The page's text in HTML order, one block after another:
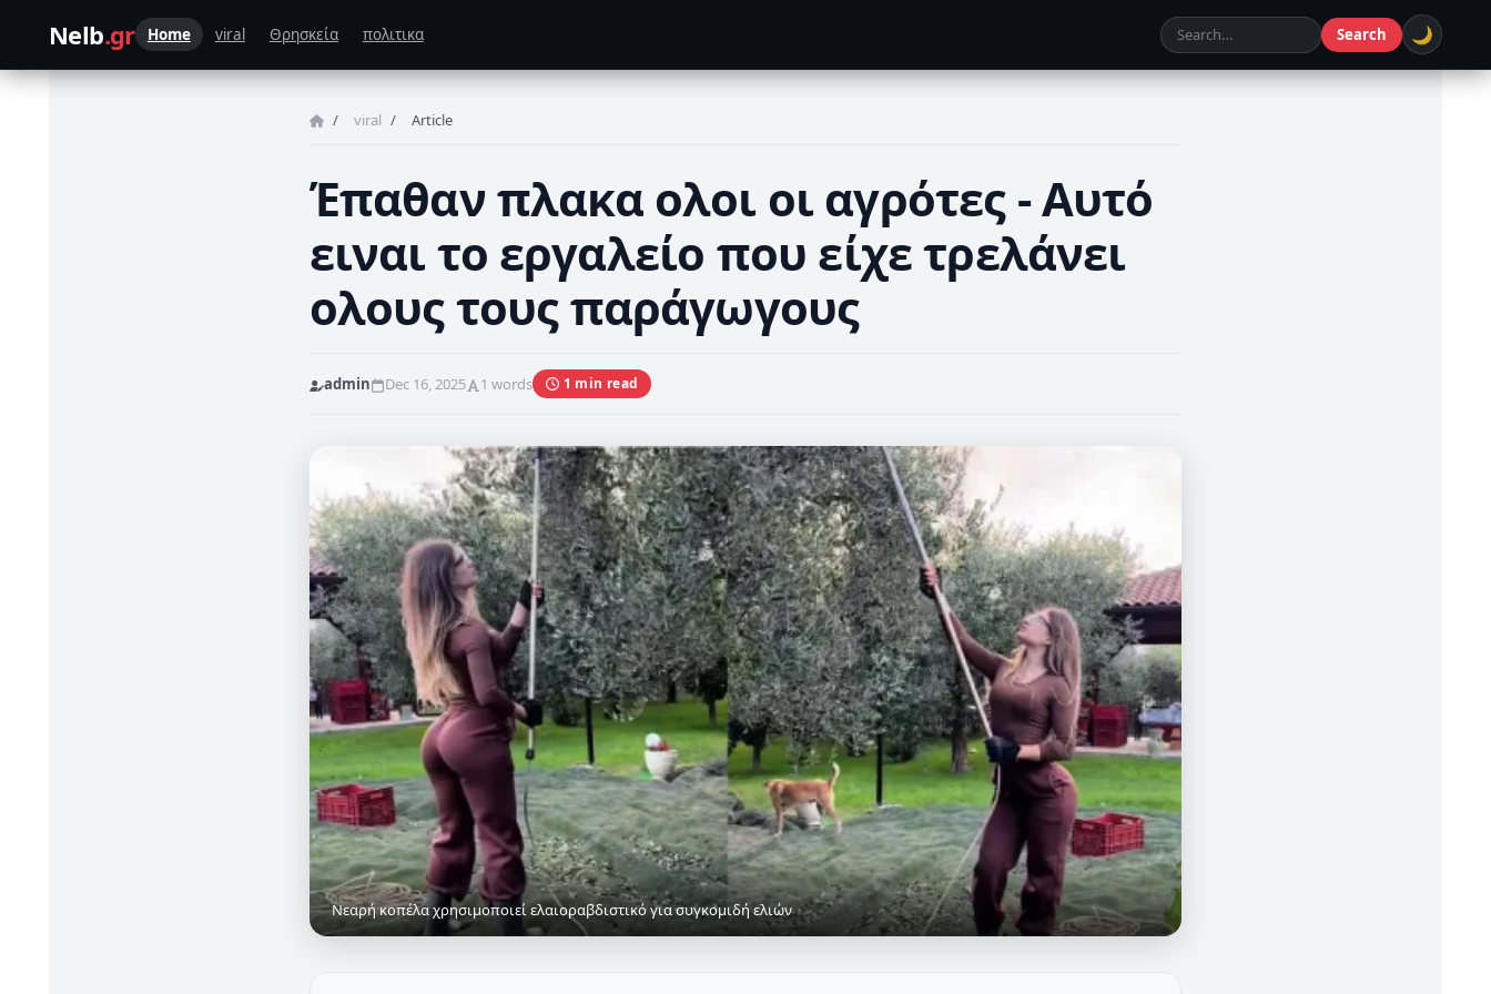
Nelb.gr Home viral Θρησκεία πολιτικα Search 🌙
Homeviral Article
Έπαθαν πλακα ολοι οι αγρότες - Αυτό
ειναι το εργαλείο που είχε τρελάνει
ολους τους παράγωγους
admin Dec 16, 2025 1 words 1 min read
Νεαρή κοπέλα χρησιμοποιεί ελαιοραβδιστικό για συγκομιδή ελιών